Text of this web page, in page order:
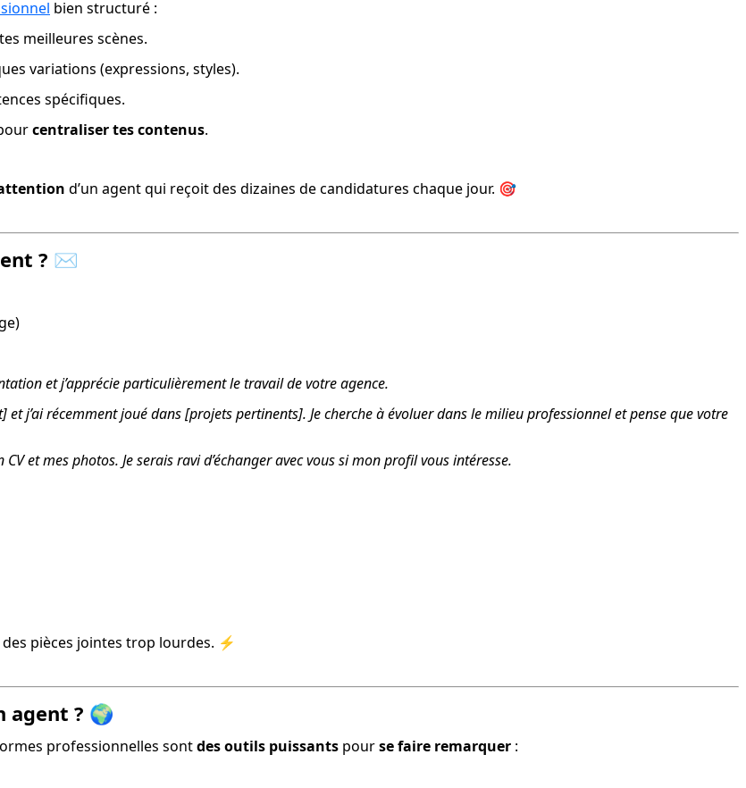
bien structuré :
meilleures scènes.
variations (expressions, styles).
spécifiques.
centraliser tes contenus.
d’un agent qui reçoit des dizaines de candidatures chaque jour. 🎯
? ✉️
et j’apprécie particulièrement le travail de votre agence.
j’ai récemment joué dans [projets pertinents]. Je cherche à évoluer dans le milieu professionnel et pense que votre
et mes photos. Je serais ravi d’échanger avec vous si mon profil vous intéresse.
pièces jointes trop lourdes. ⚡
agent ? 🌍
professionnelles sont des outils puissants pour se faire remarquer :